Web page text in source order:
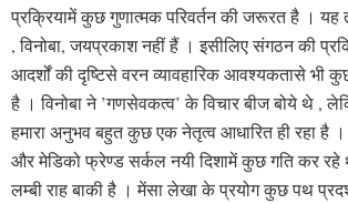
प्रक्रियामें कुछ गुणात्मक परिवर्तन की जरूरत है । यह
, विनोबा, जयप्रकाश नहीं हैं । इसीलिए संगठन की
आदर्शों की दृष्टिसे वरन व्यावहारिक आवश्यकतासे भी
है । विनोबा ने ’गणसेवकत्व’ के विचार बीज बोये थे ,
हमारा अनुभव बहुत कुछ एक नेतृत्व आधारित ही रहा है
और मेडिको फ्रेण्ड सर्कल नयी दिशामें कुछ गति कर
लम्बी राह बाकी है । मेंसा लेखा के प्रयोग कुछ पथ